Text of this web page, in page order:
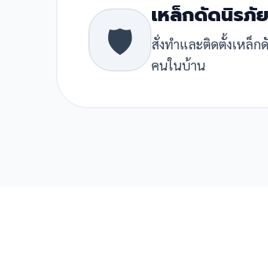
🛡️
เหล็กดัดนิรภัย
สั่งทำและติดตั้งเหล็ก
คนในบ้าน